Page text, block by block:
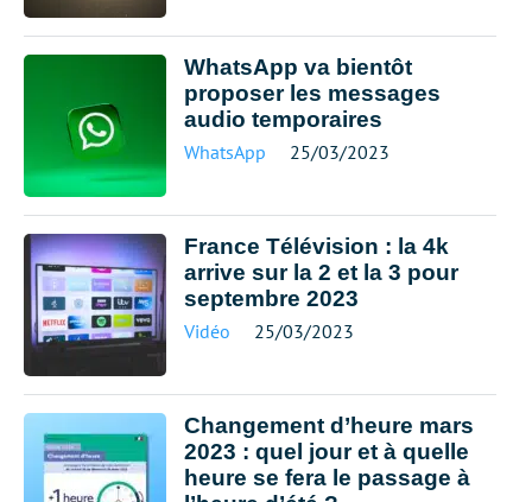
WhatsApp va bientôt
proposer les messages
audio temporaires
WhatsApp 25/03/2023
France Télévision : la 4k
arrive sur la 2 et la 3 pour
septembre 2023
Vidéo 25/03/2023
Changement d’heure mars
2023 : quel jour et à quelle
heure se fera le passage à